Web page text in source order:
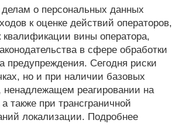
делам о персональных данных
к оценке действий операторов,
вины оператора,
в сфере обработки
Сегодня риски
но и при наличии базовых
реагировании на
также при трансграничной
локализации. Подробнее